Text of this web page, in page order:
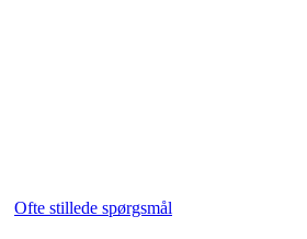
Ofte stillede spørgsmål